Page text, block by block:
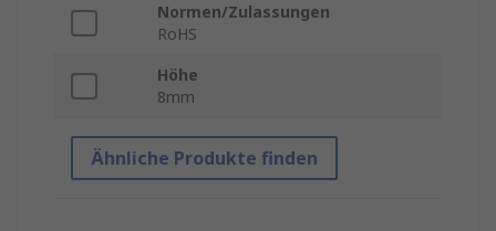
Normen/Zulassungen
RoHS
Höhe
8mm
Ähnliche Produkte finden